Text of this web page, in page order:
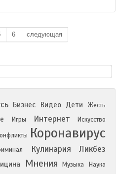
6 следующая
Бизнес Видео Дети
Жесть
Игры Интернет Искусство
Коронавирус
Кулинария Ликбез
Мнения Музыка Наука